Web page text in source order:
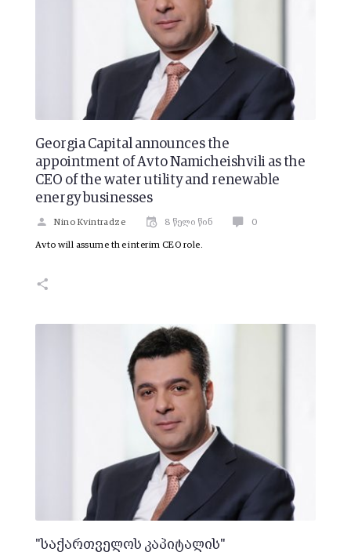
Georgia Capital announces the
appointment of Avto Namicheishvili as the
CEO of the water utility and renewable
energy businesses
Nino Kvintradze 8 წელი წინ 0
Avto will assume the interim CEO role.
"საქართველოს კაპიტალის"